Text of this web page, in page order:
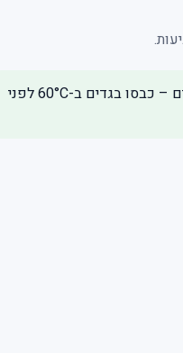
עש מזון – יש לזרוק את כל מוצרי המזון הנגועים לפני הטיפול. עש בגדים – כבסו בגדים ב-60°C לפני